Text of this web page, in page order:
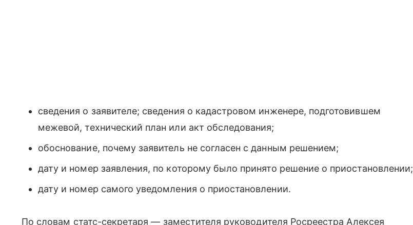
сведения о заявителе; сведения о кадастровом инженере, подготовившем
межевой, технический план или акт обследования;
обоснование, почему заявитель не согласен с данным решением;
дату и номер заявления, по которому было принято решение о приостановлении;
дату и номер самого уведомления о приостановлении.
По словам статс-секретаря — заместителя руководителя Росреестра Алексея